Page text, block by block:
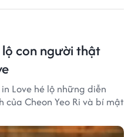
lộ con người thật
Love hé lộ những diễn
Cheon Yeo Ri và bí mật